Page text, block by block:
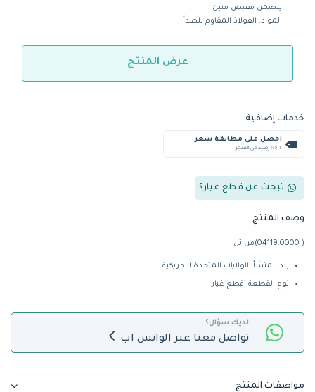
يتضمن مقبض متين
المواد: الفولاذ المقاوم للصدأ
عرض المنتج
خدمات إضافية
احصل على مطابقة سعر
+ %5 رصيد في المتجر
تبحث عن قطع غيار؟
وصف المنتج
( 04119.0000)من بّن
بلد المنشأ: الولايات المتحدة الامريكية
نوع القطعة: قطع غيار
لديك سؤال؟
تواصل معنا عبر الواتس اب
مواصفات المنتج